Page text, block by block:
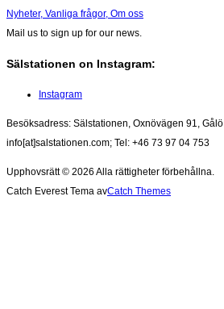
Nyheter, Vanliga frågor, Om oss
Mail us to sign up for our news.
Sälstationen on Instagram:
Instagram
Besöksadress: Sälstationen, Oxnövägen 91, Gålö
info[at]salstationen.com; Tel: +46 73 97 04 753
Upphovsrätt © 2026 Alla rättigheter förbehållna.
Catch Everest Tema avCatch Themes